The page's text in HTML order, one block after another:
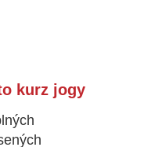
kurz jogy